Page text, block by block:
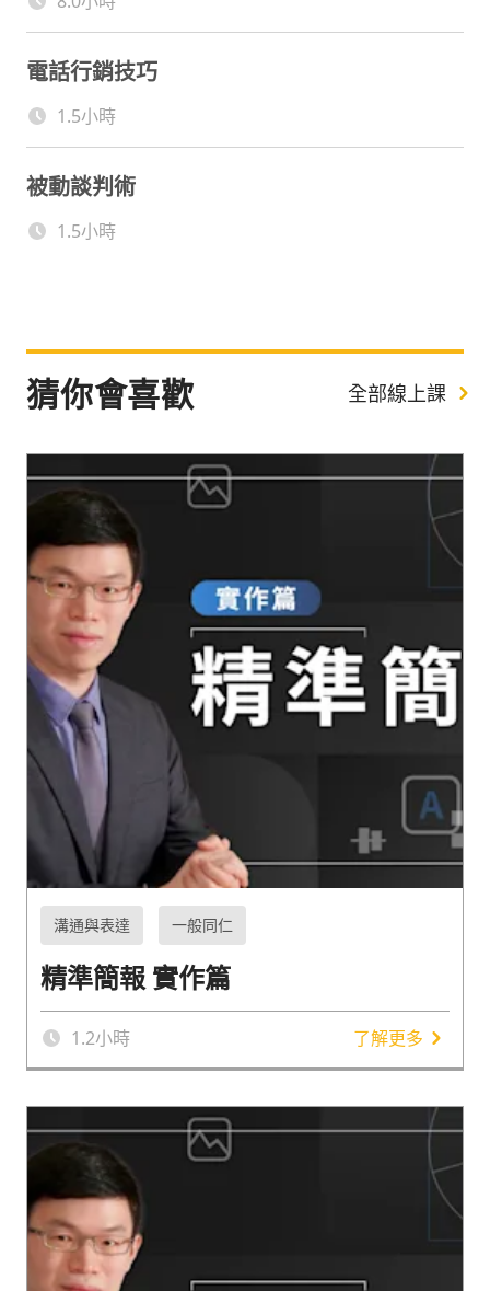
電話行銷技巧
1.5小時
被動談判術
1.5小時
猜你會喜歡 全部線上課
溝通與表達 一般同仁
精準簡報 實作篇
1.2小時 了解更多